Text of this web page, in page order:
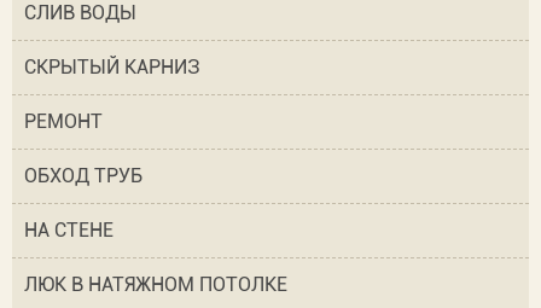
СЛИВ ВОДЫ
СКРЫТЫЙ КАРНИЗ
РЕМОНТ
ОБХОД ТРУБ
НА СТЕНЕ
ЛЮК В НАТЯЖНОМ ПОТОЛКЕ